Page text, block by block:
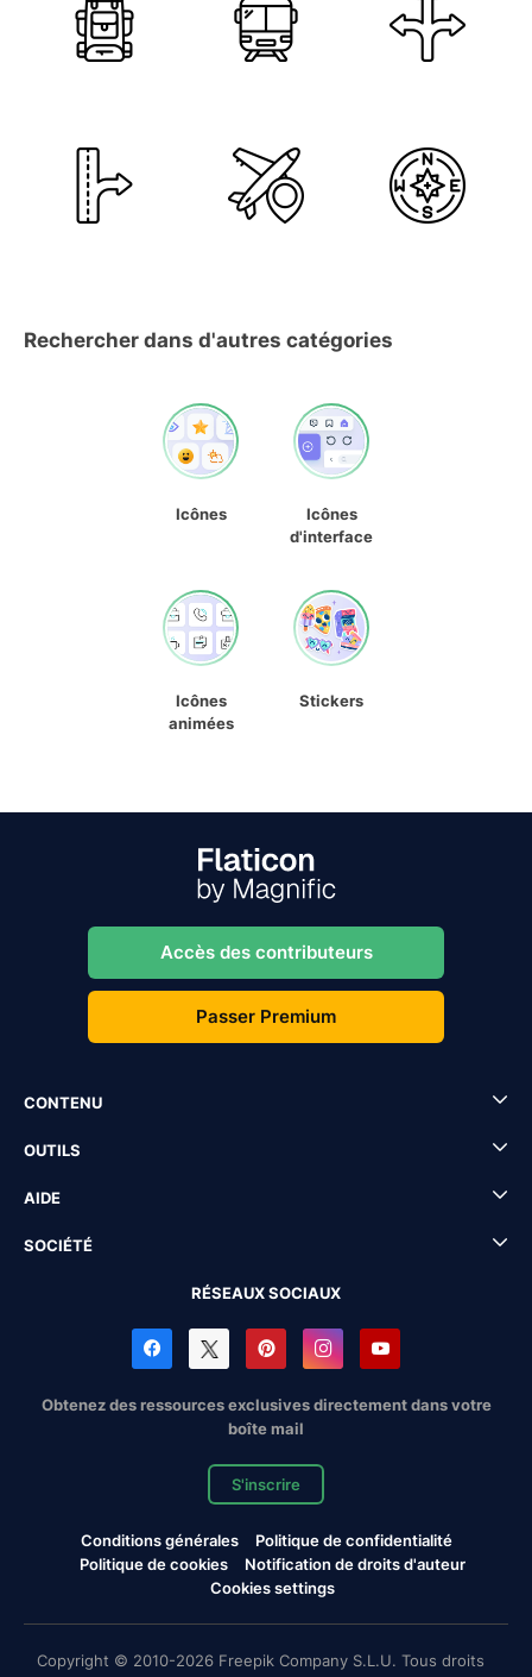
Rechercher dans d'autres catégories
Icônes
Icônes
d'interface
Icônes
animées
Stickers
Accès des contributeurs
Passer Premium
CONTENU
OUTILS
AIDE
SOCIÉTÉ
RÉSEAUX SOCIAUX
Obtenez des ressources exclusives directement dans votre
boîte mail
S'inscrire
Conditions générales
Politique de confidentialité
Politique de cookies
Notification de droits d'auteur
Cookies settings
Copyright © 2010-2026 Freepik Company S.L.U. Tous droits